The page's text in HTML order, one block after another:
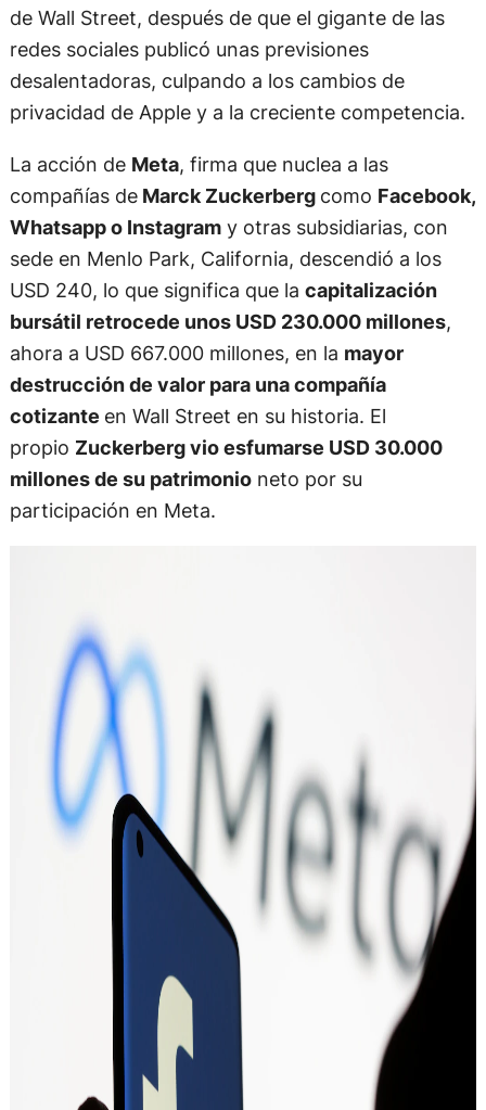
de Wall Street, después de que el gigante de las
redes sociales publicó unas previsiones
desalentadoras, culpando a los cambios de
privacidad de Apple y a la creciente competencia.
La acción de Meta, firma que nuclea a las
compañías deMarck Zuckerberg como Facebook,
Whatsapp o Instagramy otras subsidiarias, con
sede en Menlo Park, California, descendió a los
USD 240, lo que significa que la capitalización
bursátil retrocede unos USD 230.000 millones
ahora a USD 667.000 millones, en la mayor
destrucción de valor para una compañía
cotizante en Wall Street en su historia. El
propio Zuckerberg vio esfumarse USD 30.000
millones de su patrimonioneto por su
participación en Meta.